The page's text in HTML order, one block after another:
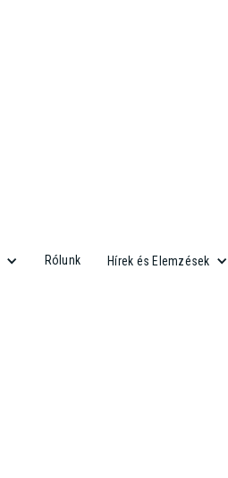
Rólunk Hírek és Elemzések